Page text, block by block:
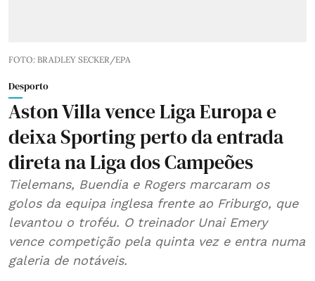
FOTO: BRADLEY SECKER/EPA
Desporto
Aston Villa vence Liga Europa e
deixa Sporting perto da entrada
direta na Liga dos Campeões
Tielemans, Buendia e Rogers marcaram os
golos da equipa inglesa frente ao Friburgo, que
levantou o troféu. O treinador Unai Emery
vence competição pela quinta vez e entra numa
galeria de notáveis.